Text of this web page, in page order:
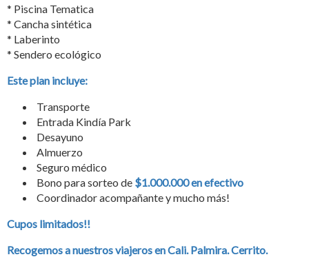
* Piscina Tematica
* Cancha sintética
* Laberinto
* Sendero ecológico
Este plan incluye:
Transporte
Entrada Kindía Park
Desayuno
Almuerzo
Seguro médico
Bono para sorteo de $1.000.000 en efectivo
Coordinador acompañante y mucho más!
Cupos limitados!!
Recogemos a nuestros viajeros en Cali. Palmira. Cerrito.